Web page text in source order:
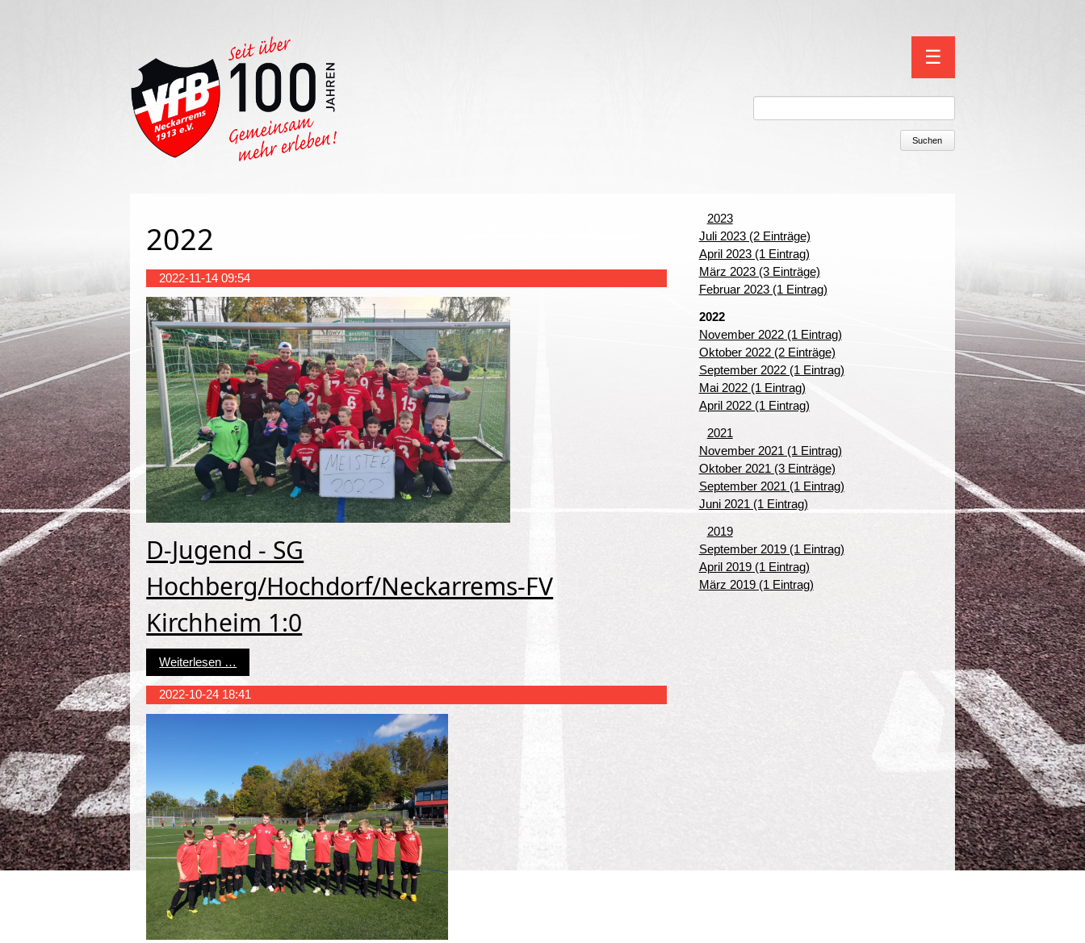
überspringen
☰
Suchen
2022
2022-11-14 09:54
D-Jugend - SG
Hochberg/Hochdorf/Neckarrems-FV
Kirchheim 1:0
Weiterlesen …
2022-10-24 18:41
2023
Juli 2023 (2 Einträge)
April 2023 (1 Eintrag)
März 2023 (3 Einträge)
Februar 2023 (1 Eintrag)
2022
November 2022 (1 Eintrag)
Oktober 2022 (2 Einträge)
September 2022 (1 Eintrag)
Mai 2022 (1 Eintrag)
April 2022 (1 Eintrag)
2021
November 2021 (1 Eintrag)
Oktober 2021 (3 Einträge)
September 2021 (1 Eintrag)
Juni 2021 (1 Eintrag)
2019
September 2019 (1 Eintrag)
April 2019 (1 Eintrag)
März 2019 (1 Eintrag)